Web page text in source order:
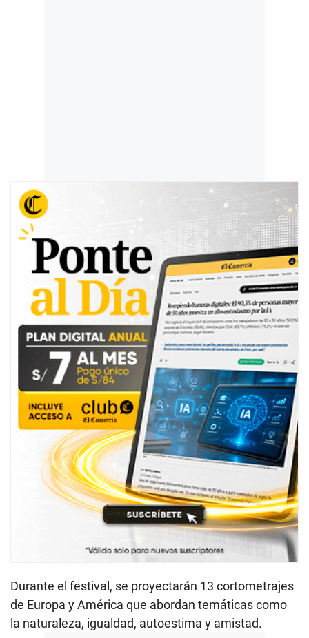
Durante el festival, se proyectarán 13 cortometrajes
de Europa y América que abordan temáticas como
la naturaleza, igualdad, autoestima y amistad.